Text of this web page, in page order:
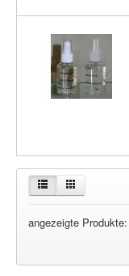
Stromeinheiten
Versandkosten
Zubehör
angezeigte Produkte: